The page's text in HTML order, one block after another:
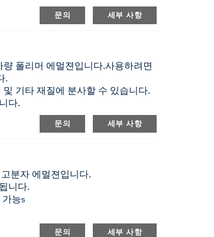
문의 세부 사항
폴리머 에멀젼입니다.사용하려면
.
기타 재질에 분사할 수 있습니다.
다.
문의 세부 사항
분자 에멀젼입니다.
니다.
가능s
문의 세부 사항